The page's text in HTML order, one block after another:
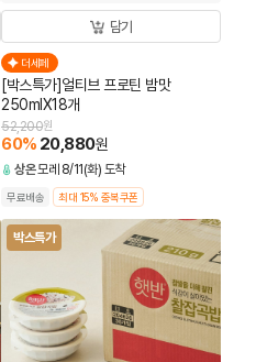
담기
더세페
[박스특가]얼티브 프로틴 밤맛
250mlX18개
52,200원
60% 20,880원
상온모레 8/11(화) 도착
무료배송 최대 15% 중복쿠폰
박스특가